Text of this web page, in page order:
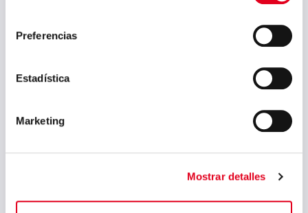
Preferencias
Estadística
Marketing
Mostrar detalles
abril 2022
febrero 2022